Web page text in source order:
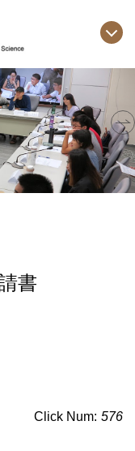
書
Click Num: 576